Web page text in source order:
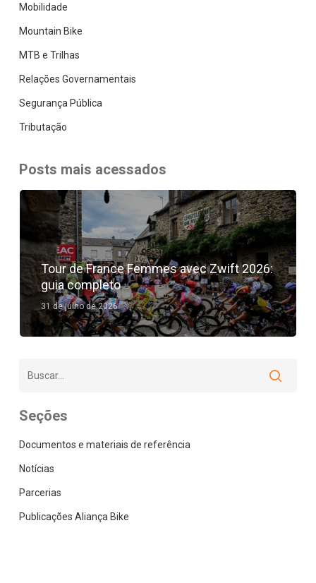
Mobilidade
Mountain Bike
MTB e Trilhas
Relações Governamentais
Segurança Pública
Tributação
Posts mais acessados
Tour de France Femmes avec Zwift 2026:
guia completo
31 de julho de 2026
Seções
Documentos e materiais de referência
Notícias
Parcerias
Publicações Aliança Bike